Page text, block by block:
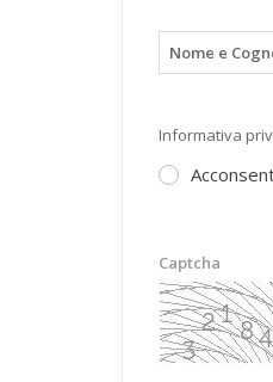
Nome e
Informativa
Captcha